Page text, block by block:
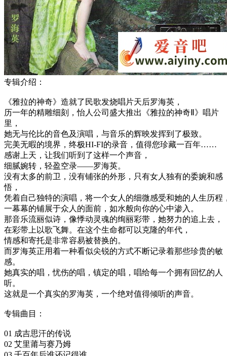
专辑介绍：
《雅拉的神奇》造就了民歌发烧唱片天后罗海英，
历一年的精雕细刻，怡人公司盛大推出《雅拉的神奇Ⅱ》唱片
里，
她无与伦比的音色及演唱，与音乐的辉映发挥到了极致。
完美无暇的境界，终极HI-FI的录音，值得您珍藏一百年……
感谢上天，让我们听到了这样一个声音，
细腻婉转，轻盈空录——罗海英。
没有太多的前卫，没有铺张的外形，只有女人独有的委婉和感
悟，
凭着自己独特的演唱，将一个女人的细微感受和她的人生历程
一幕幕的铺展于众人的面前，如水般向你的心中渗入。
那音乐流丽似诗，像悸动灵魂的绚丽彩带，她努力的追上去，
在彩带上以歌飞舞。在这个生命都可以克隆的年代，
情感和寄托是非常容易被替换的。
而罗海英正用着一种看似尖锐的方式不断记录着那些珍贵的敏
感。
她真实的唱，忧伤的唱，镇定的唱，唱给每一个拥有回忆的人
听。
这就是一个真实的罗海英，一个绝对值得倾听的声音。
专辑曲目：
01 成吉思汗的传说
02 艾里莆与赛乃姆